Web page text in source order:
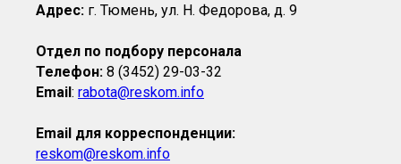
Адрес: г. Тюмень, ул. Н. Федорова, д. 9
Отдел по подбору персонала
Телефон: 8 (3452) 29-03-32
Email: rabota@reskom.info
Email для корреспонденции:
reskom@reskom.info